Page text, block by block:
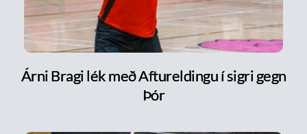
Árni Bragi lék með Aftureldingu í sigri gegn
Þór